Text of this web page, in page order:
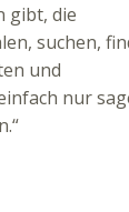
gibt, die
suchen,
und
nur